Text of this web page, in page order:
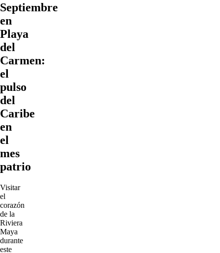
Septiembre
en
Playa
del
Carmen:
el
pulso
del
Caribe
en
el
mes
patrio
Visitar
el
corazón
de la
Riviera
Maya
durante
este